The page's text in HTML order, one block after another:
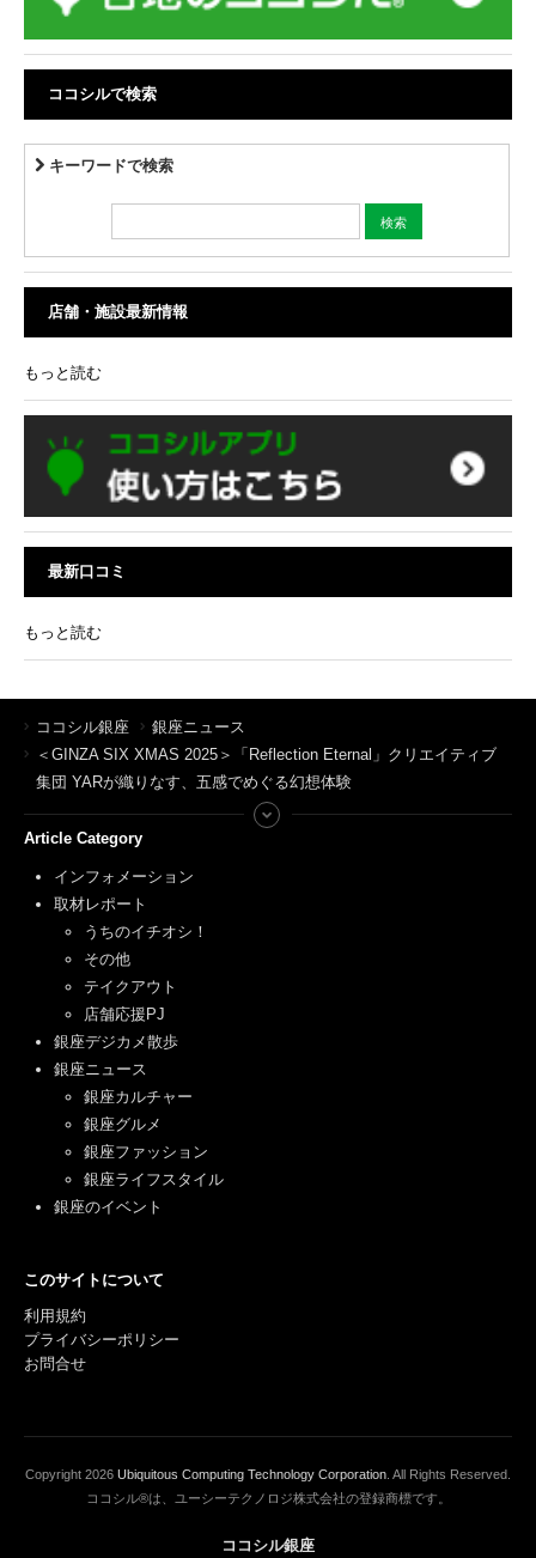
ココシルで検索
キーワードで検索
店舗・施設最新情報
もっと読む
最新口コミ
もっと読む
ココシル銀座
銀座ニュース
＜GINZA SIX XMAS 2025＞「Reflection Eternal」クリエイティブ
集団 YARが織りなす、五感でめぐる幻想体験
Article Category
インフォメーション
取材レポート
うちのイチオシ！
その他
テイクアウト
店舗応援PJ
銀座デジカメ散歩
銀座ニュース
銀座カルチャー
銀座グルメ
銀座ファッション
銀座ライフスタイル
銀座のイベント
このサイトについて
利用規約
プライバシーポリシー
お問合せ
Copyright 2026 Ubiquitous Computing Technology Corporation . All Rights Reserved.
ココシル®は、ユーシーテクノロジ株式会社の登録商標です。
ココシル銀座